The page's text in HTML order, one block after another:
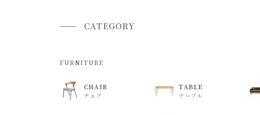
CATEGORY
FURNITURE
CHAIR
チェア
TABLE
テーブル